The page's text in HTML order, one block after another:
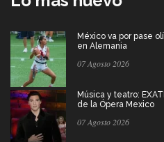
México va por pase
en Alemania
07 Agosto 2026
Música y teatro:
de la Ópera Mexico
07 Agosto 2026